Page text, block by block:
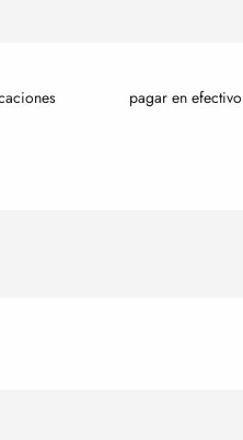
pagar en efectivo